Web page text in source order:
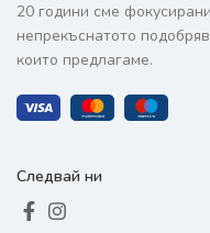
20 години сме
непрекъснатото
които предлагаме.
Следвай ни